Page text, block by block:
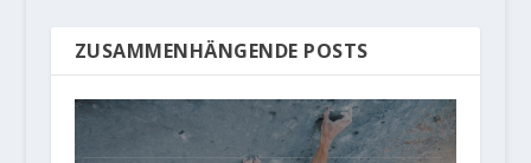
ZUSAMMENHÄNGENDE POSTS